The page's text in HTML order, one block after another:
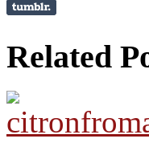
Related